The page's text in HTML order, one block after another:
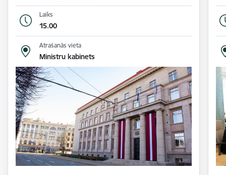
Laiks
15.00
Atrašanās vieta
Ministru kabinets